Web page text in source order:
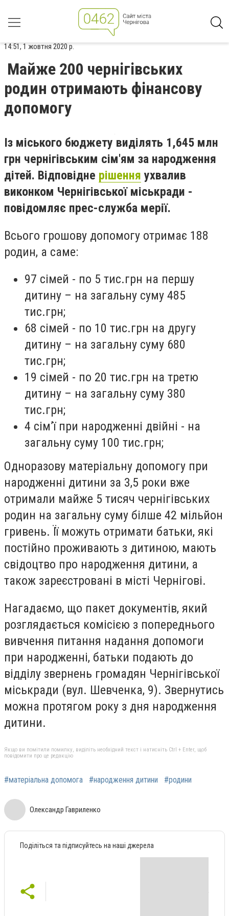
14:51, 1 жовтня 2020 р.
Майже 200 чернігівських
родин отримають фінансову
допомогу
Із міського бюджету виділять 1,645 млн
грн чернігівським сім'ям за народження
дітей. Відповідне рішення ухвалив
виконком Чернігівської міськради -
повідомляє прес-служба мерії.
Всього грошову допомогу отримає 188
родин, а саме:
97 сімей - по 5 тис.грн на першу
дитину – на загальну суму 485
тис.грн;
68 сімей - по 10 тис.грн на другу
дитину – на загальну суму 680
тис.грн;
19 сімей - по 20 тис.грн на третю
дитину – на загальну суму 380
тис.грн;
4 сім’ї при народженні двійні - на
загальну суму 100 тис.грн;
Одноразову матеріальну допомогу при
народженні дитини за 3,5 роки вже
отримали майже 5 тисяч чернігівських
родин на загальну суму білше 42 мільйон
гривень. Її можуть отримати батьки, які
постійно проживають з дитиною, мають
свідоцтво про народження дитини, а
також зареєстровані в місті Чернігові.
Нагадаємо, що пакет документів, який
розглядається комісією з попереднього
вивчення питання надання допомоги
при народженні, батьки подають до
відділу звернень громадян Чернігівської
міськради (вул. Шевченка, 9). Звернутись
можна протягом року з дня народження
дитини.
Якщо ви помітили помилку, виділіть необхідний текст і натисніть Ctrl + Enter, щоб
повідомити про це редакцію
#матеріальна допомога #народження дитини #родини
Олександр Гавриленко
Поділіться та підписуйтесь на наші джерела